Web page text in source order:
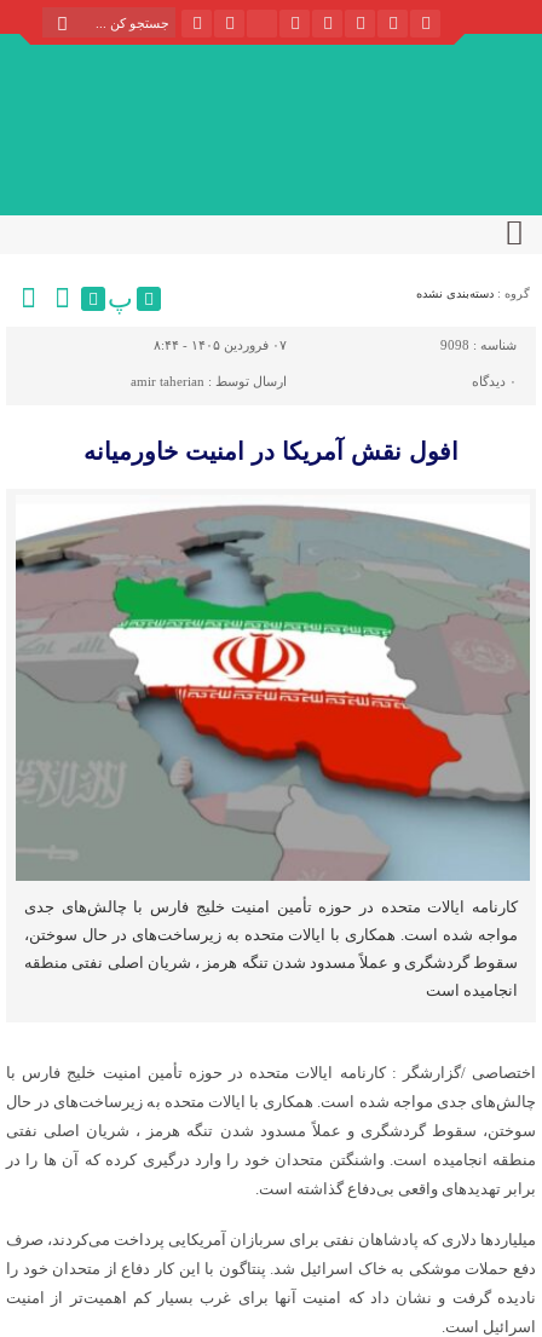
گروه : دسته‌بندی نشده پ
شناسه : 9098 ۰۷ فروردین ۱۴۰۵ - ۸:۴۴
۰ دیدگاه ارسال توسط : amir taherian
افول نقش آمریکا در امنیت خاورمیانه
کارنامه ایالات متحده در حوزه تأمین امنیت خلیج فارس با چالش‌های جدی
مواجه شده است. همکاری با ایالات متحده به زیرساخت‌های در حال سوختن،
سقوط گردشگری و عملاً مسدود شدن تنگه هرمز ، شریان اصلی نفتی منطقه
انجامیده است
اختصاصی /گزارشگر : کارنامه ایالات متحده در حوزه تأمین امنیت خلیج فارس با
چالش‌های جدی مواجه شده است. همکاری با ایالات متحده به زیرساخت‌های در حال
سوختن، سقوط گردشگری و عملاً مسدود شدن تنگه هرمز ، شریان اصلی نفتی
منطقه انجامیده است. واشنگتن متحدان خود را وارد درگیری‌ کرده که آن‌ ها را در
برابر تهدیدهای واقعی بی‌دفاع گذاشته است.
میلیاردها دلاری که پادشاهان نفتی برای سربازان آمریکایی پرداخت می‌کردند، صرف
دفع حملات موشکی به خاک اسرائیل شد. پنتاگون با این کار دفاع از متحدان خود را
نادیده گرفت و نشان داد که امنیت آنها برای غرب بسیار کم‌ اهمیت‌تر از امنیت
اسرائیل است.